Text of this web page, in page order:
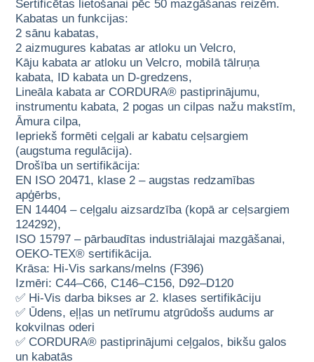
Sertificētas lietošanai pēc 50 mazgāšanas reizēm.
Kabatas un funkcijas:
2 sānu kabatas,
2 aizmugures kabatas ar atloku un Velcro,
Kāju kabata ar atloku un Velcro, mobilā tālruņa
kabata, ID kabata un D-gredzens,
Lineāla kabata ar CORDURA® pastiprinājumu,
instrumentu kabata, 2 pogas un cilpas nažu makstīm,
Āmura cilpa,
Iepriekš formēti ceļgali ar kabatu ceļsargiem
(augstuma regulācija).
Drošība un sertifikācija:
EN ISO 20471, klase 2 – augstas redzamības
apģērbs,
EN 14404 – ceļgalu aizsardzība (kopā ar ceļsargiem
124292),
ISO 15797 – pārbaudītas industriālajai mazgāšanai,
OEKO-TEX® sertifikācija.
Krāsa: Hi-Vis sarkans/melns (F396)
Izmēri: C44–C66, C146–C156, D92–D120
✅ Hi-Vis darba bikses ar 2. klases sertifikāciju
✅ Ūdens, eļļas un netīrumu atgrūdošs audums ar
kokvilnas oderi
✅ CORDURA® pastiprinājumi ceļgalos, bikšu galos
un kabatās